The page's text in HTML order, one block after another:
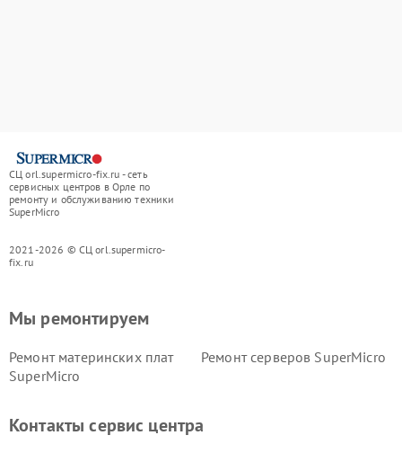
СЦ orl.supermicro-fix.ru - сеть
сервисных центров в Орле по
ремонту и обслуживанию техники
SuperMicro
2021-2026 © СЦ orl.supermicro-
fix.ru
Мы ремонтируем
Ремонт материнских плат
SuperMicro
Ремонт серверов SuperMicro
Контакты сервис центра